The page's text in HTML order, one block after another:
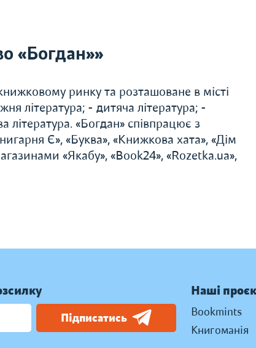
«Богдан»»
ринку та розташоване в місті
література; - дитяча література; -
література. «Богдан» співпрацює з
Є», «Буква», «Книжкова хата», «Дім
«Якабу», «Book24», «Rozetka.ua»,
Підписатись
Наші
Bookmints
Книгоманія